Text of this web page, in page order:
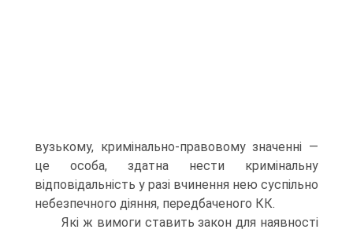
вузькому, кримінально-правовому значенні —
це особа, здатна нести кримінальну
відповідальність у разі вчинення нею суспільно
небезпечного діяння, передбаченого КК.
Які ж вимоги ставить закон для наявності